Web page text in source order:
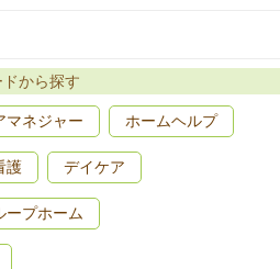
から探す
マネジャー ホームヘルプ
護 デイケア
ープホーム